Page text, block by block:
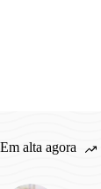
Em alta agora